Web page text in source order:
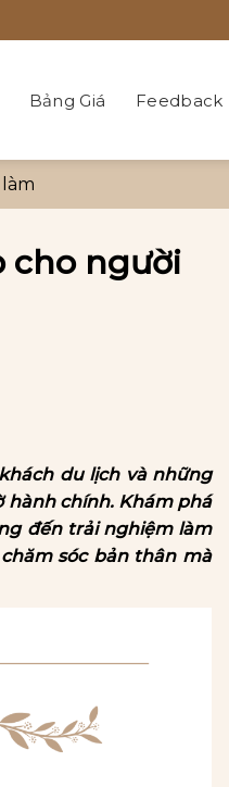
Bảng Giá Feedback
cho người
du lịch và những
hành chính. Khám phá
đến trải nghiệm làm
sóc bản thân mà